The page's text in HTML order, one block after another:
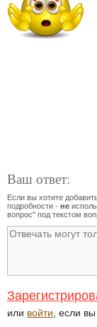
Ваш ответ:
Если вы хотите
подробности - не
вопрос" под текстом
или войти , если